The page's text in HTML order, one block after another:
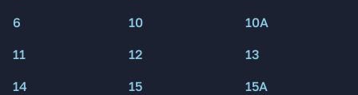
6
10
10А
11
12
13
14
15
15А